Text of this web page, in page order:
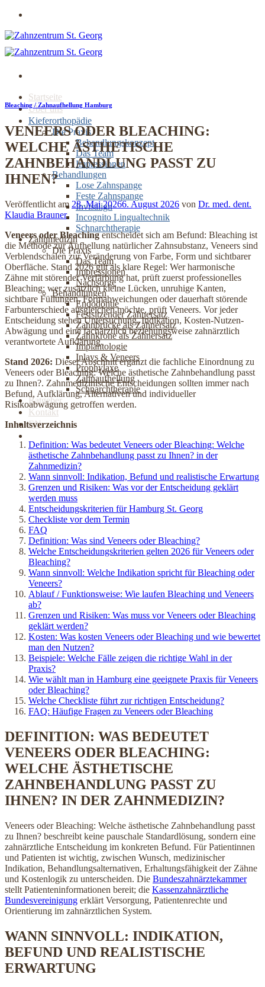
Zum
springen
Startseite
Über uns
Kieferorthopädie
Die Praxis
Behandlungskonzept
Das Team
Impressionen
Behandlungen
Lose Zahnspange
Feste Zahnspange
Invisalign
Incognito Lingualtechnik
Schnarchtherapie
Zahnmedizin
Die Praxis
Das Team
Impressionen
Nachsorge
Behandlungen
Endodontie
Festsitzender Zahnersatz
Zahnbrücke als Zahnersatz
Zahnkrone als Zahnersatz
Implantologie
Inlays & Veneers
Prophylaxe
Zahnaufhellung
Schnarchtherapie
Ratgeber
Kontakt
EN
Bleaching / Zahnaufhellung Hamburg
VENEERS ODER BLEACHING:
WELCHE ÄSTHETISCHE
ZAHNBEHANDLUNG PASST ZU
IHNEN?
Veröffentlicht am 28. Mai 20266. August 2026 von Dr. med. dent.
Klaudia Brauner
Veneers oder Bleachingentscheidet sich am Befund: Bleaching ist
die Methode zur Aufhellung natürlicher Zahnsubstanz, Veneers sind
Verblendschalen zur Veränderung von Farbe, Form und sichtbarer
Oberfläche. Stand 2026 gilt als klare Regel: Wer harmonische
Zähne mit störender Verfärbung hat, prüft zuerst professionelles
Bleaching; wer zusätzlich kleine Lücken, unruhige Kanten,
sichtbare Füllungen, Formabweichungen oder dauerhaft störende
Farbunterschiede ausgleichen möchte, prüft Veneers. Vor jeder
Entscheidung stehen Untersuchung, Indikation, Kosten-Nutzen-
Abwägung und eine fachärztlich beziehungsweise zahnärztlich
verantwortete Aufklärung.
Stand 2026: Dieser Abschnitt ergänzt die fachliche Einordnung zu
Veneers oder Bleaching: Welche ästhetische Zahnbehandlung passt
zu Ihnen?. Zahnmedizinische Entscheidungen sollten immer nach
Befund, Aufklärung, Alternativen und individueller
Risikoabwägung getroffen werden.
Inhaltsverzeichnis
Definition: Was bedeutet Veneers oder Bleaching: Welche
ästhetische Zahnbehandlung passt zu Ihnen? in der
Zahnmedizin?
Wann sinnvoll: Indikation, Befund und realistische Erwartung
Grenzen und Risiken: Was vor der Entscheidung geklärt
werden muss
Entscheidungskriterien für Hamburg St. Georg
Checkliste vor dem Termin
FAQ
Definition: Was sind Veneers oder Bleaching?
Welche Entscheidungskriterien gelten 2026 für Veneers oder
Bleaching?
Wann sinnvoll: Welche Indikation spricht für Bleaching oder
Veneers?
Ablauf / Funktionsweise: Wie laufen Bleaching und Veneers
ab?
Grenzen und Risiken: Was muss vor Veneers oder Bleaching
geklärt werden?
Kosten: Was kosten Veneers oder Bleaching und wie bewertet
man den Nutzen?
Beispiele: Welche Fälle zeigen die richtige Wahl in der
Praxis?
Wie wählt man in Hamburg eine geeignete Praxis für Veneers
oder Bleaching?
Welche Checkliste führt zur richtigen Entscheidung?
FAQ: Häufige Fragen zu Veneers oder Bleaching
DEFINITION: WAS BEDEUTET
VENEERS ODER BLEACHING:
WELCHE ÄSTHETISCHE
ZAHNBEHANDLUNG PASST ZU
IHNEN? IN DER ZAHNMEDIZIN?
Veneers oder Bleaching: Welche ästhetische Zahnbehandlung passt
zu Ihnen? beschreibt keine pauschale Standardlösung, sondern eine
zahnärztliche Entscheidung im konkreten Befund. Für Patientinnen
und Patienten ist wichtig, zwischen Wunsch, medizinischer
Indikation, Behandlungsalternativen, Erhaltungsfähigkeit der Zähne
und Kostenlogik zu unterscheiden. Die Bundeszahnärztekammer
stellt Patienteninformationen bereit; die Kassenzahnärztliche
Bundesvereinigung erklärt Versorgung, Patientenrechte und
Orientierung im zahnärztlichen System.
WANN SINNVOLL: INDIKATION,
BEFUND UND REALISTISCHE
ERWARTUNG